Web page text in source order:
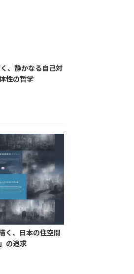
、静かなる自己対
性の哲学
、日本の住空間
の追求